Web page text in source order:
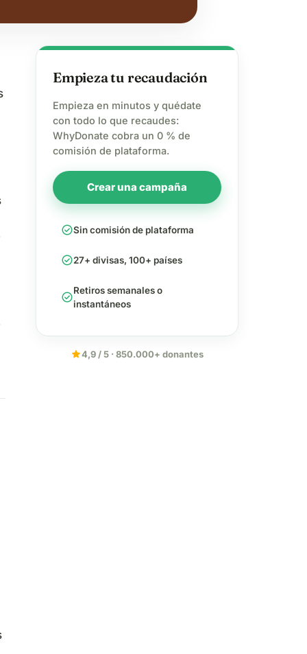
Empieza tu recaudación
Empieza en minutos y quédate
con todo lo que recaudes:
WhyDonate cobra un 0 % de
comisión de plataforma.
Crear una campaña
check_circleSin comisión de plataforma
check_circle27+ divisas, 100+ países
check_circleRetiros semanales o
instantáneos
star4,9 / 5 · 850.000+ donantes